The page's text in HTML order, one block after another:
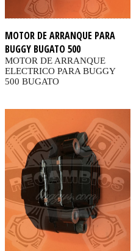
MOTOR DE ARRANQUE PARA
BUGGY BUGATO 500
MOTOR DE ARRANQUE
ELECTRICO PARA BUGGY
500 BUGATO